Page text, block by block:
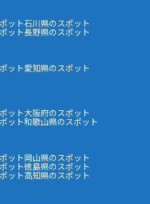
ット石川県のスポット
ット長野県のスポット
ット愛知県のスポット
ット大阪府のスポット
ット和歌山県のスポット
ット岡山県のスポット
ット徳島県のスポット
ット高知県のスポット